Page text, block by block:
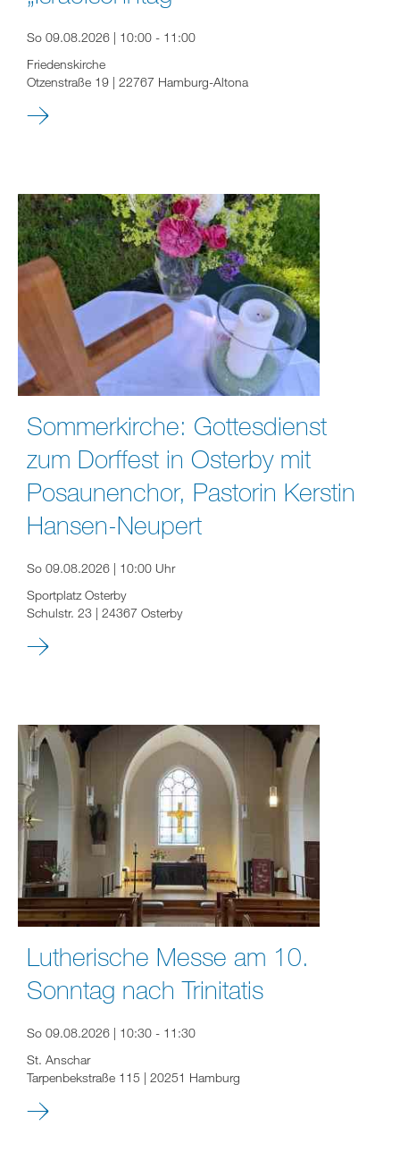
So 09.08.2026 | 10:00 - 11:00
Friedenskirche
Otzenstraße 19 | 22767 Hamburg-Altona
Sommerkirche: Gottesdienst
zum Dorffest in Osterby mit
Posaunenchor, Pastorin Kerstin
Hansen-Neupert
So 09.08.2026 | 10:00 Uhr
Sportplatz Osterby
Schulstr. 23 | 24367 Osterby
Lutherische Messe am 10.
Sonntag nach Trinitatis
So 09.08.2026 | 10:30 - 11:30
St. Anschar
Tarpenbekstraße 115 | 20251 Hamburg